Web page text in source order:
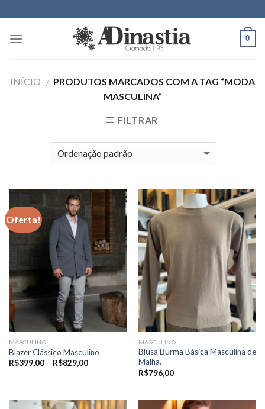
to
content
0
INÍCIO / PRODUTOS MARCADOS COM A TAG “MODA
MASCULINA”
FILTRAR
Oferta!
MASCULINO
Blazer Clássico Masculino
R$399,00 – R$829,00Price
MASCULINO
Blusa Burma Básica Masculina de
Malha.
R$796,00